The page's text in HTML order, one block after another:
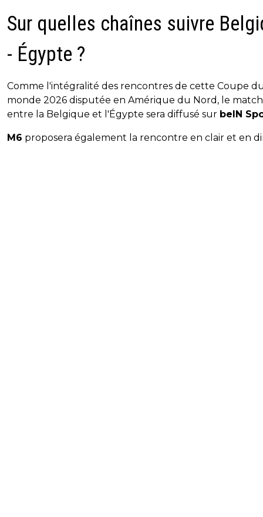
Sur quelles chaînes suivre
- Égypte ?
Comme l'intégralité des rencontres de cette Coupe
monde 2026 disputée en Amérique du Nord, le match
entre la Belgique et l'Égypte sera diffusé sur beIN
M6 proposera également la rencontre en clair et en